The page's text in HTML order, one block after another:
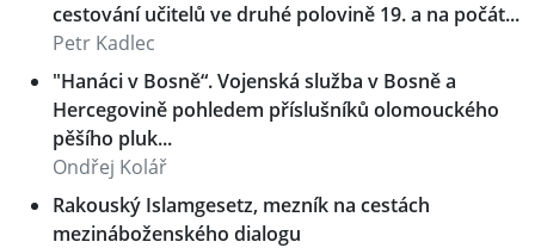
cestování učitelů ve druhé polovině 19. a na počát...
Petr Kadlec
"Hanáci v Bosně“. Vojenská služba v Bosně a
Hercegovině pohledem příslušníků olomouckého
pěšího pluk...
Ondřej Kolář
Rakouský Islamgesetz, mezník na cestách
mezináboženského dialogu